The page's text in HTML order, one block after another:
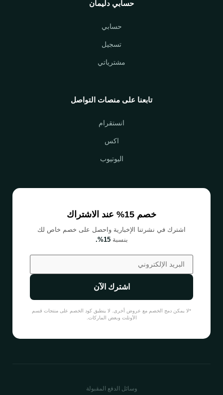
حسابي دليمان
حسابي
تسجيل
مشترياتي
تابعنا على منصات التواصل
انستقرام
اكس
اليوتيوب
خصم 15% عند الاشتراك
اشترك في نشرتنا الإخبارية واحصل على خصم خاص لك
بنسبة15%.
اشترك الآن
*لا يمكن دمج الخصم مع عروض أخرى. لا ينطبق كود الخصم على منتجات قسم
الأوتلت وبعض الماركات.
وسائل الدفع المقبولة